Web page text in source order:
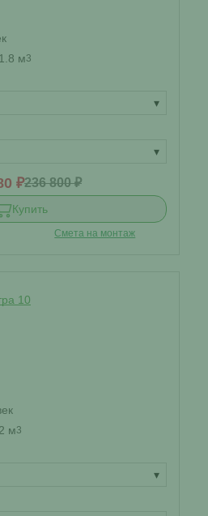
1.8 м3
▾
▾
₽236 800 ₽
Купить
Смета на монтаж
10
2 м3
▾